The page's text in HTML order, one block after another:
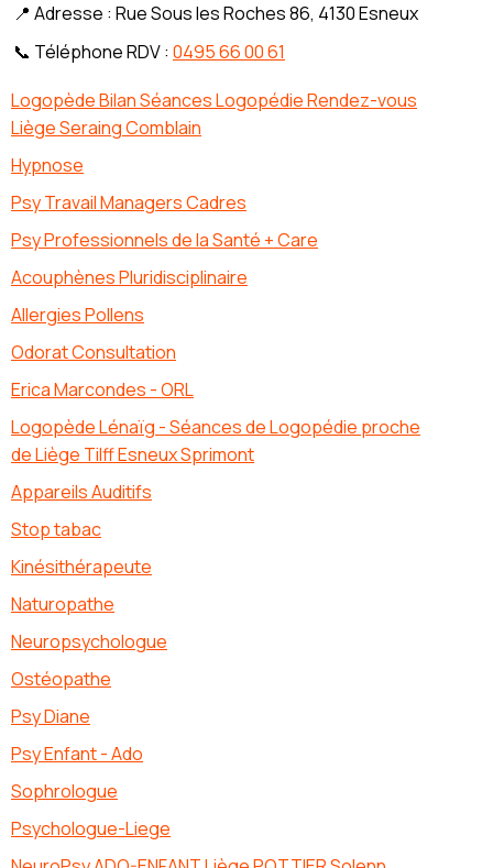
📍 Adresse : Rue Sous les Roches 86, 4130 Esneux
📞 Téléphone RDV : 0495 66 00 61
Logopède Bilan Séances Logopédie Rendez-vous
Liège Seraing Comblain
Hypnose
Psy Travail Managers Cadres
Psy Professionnels de la Santé + Care
Acouphènes Pluridisciplinaire
Allergies Pollens
Odorat Consultation
Erica Marcondes - ORL
Logopède Lénaïg - Séances de Logopédie proche
de Liège Tilff Esneux Sprimont
Appareils Auditifs
Stop tabac
Kinésithérapeute
Naturopathe
Neuropsychologue
Ostéopathe
Psy Diane
Psy Enfant - Ado
Sophrologue
Psychologue-Liege